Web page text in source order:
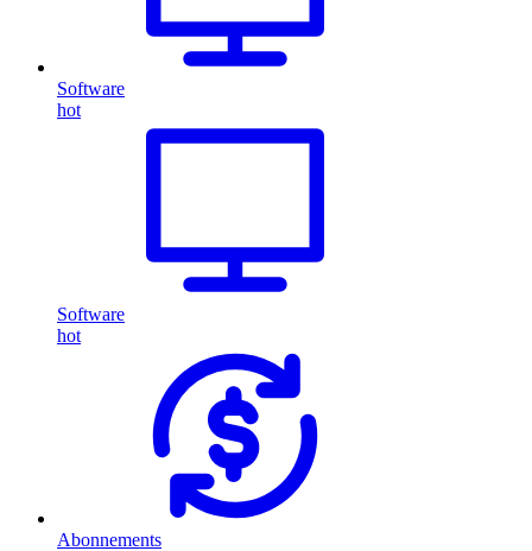
Software
hot
Software
hot
Abonnements